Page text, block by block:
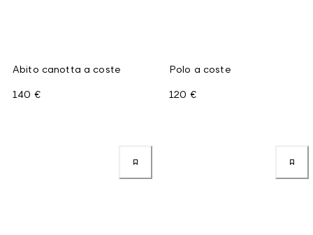
Abito canotta a coste
140 €
Polo a coste
120 €